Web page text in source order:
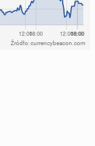
Źródło: currencybeacon.com